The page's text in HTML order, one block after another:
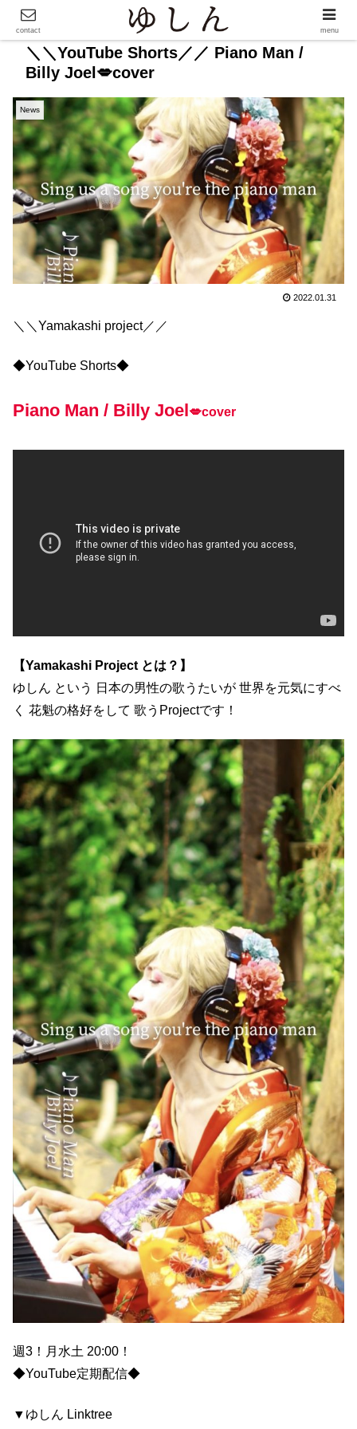
＼＼YouTube Shorts／／ Piano Man /
Billy Joel💋cover
News
2022.01.31
＼＼Yamakashi project／／
◆YouTube Shorts◆
Piano Man / Billy Joel 💋cover
【Yamakashi Project とは？】
ゆしん という 日本の男性の歌うたいが 世界を元気にすべ
く 花魁の格好をして 歌うProjectです！
週3！月水土 20:00！
◆YouTube定期配信◆
▼ゆしん Linktree
contact menu